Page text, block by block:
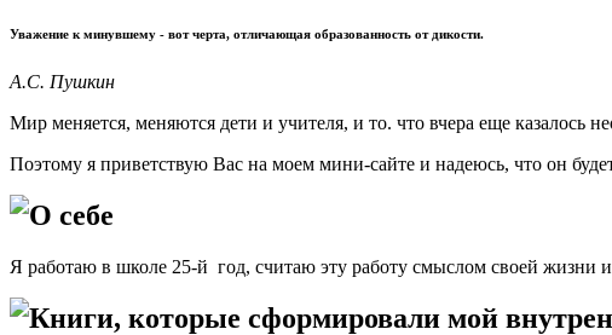
Уважение к минувшему - вот черта, отличающая образованность от дикости.
А.С. Пушкин
Мир меняется, меняются дети и учителя, и то. что вчера еще казалось
Поэтому я приветствую Вас на моем мини-сайте и надеюсь, что он
О себе
Я работаю в школе 25-й год, считаю эту работу смыслом своей жизни и
Книги, которые сформировали мой